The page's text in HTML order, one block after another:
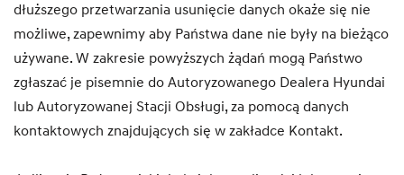
dłuższego przetwarzania usunięcie danych okaże się nie
możliwe, zapewnimy aby Państwa dane nie były na bieżąco
używane. W zakresie powyższych żądań mogą Państwo
zgłaszać je pisemnie do Autoryzowanego Dealera Hyundai
lub Autoryzowanej Stacji Obsługi, za pomocą danych
kontaktowych znajdujących się w zakładce Kontakt.